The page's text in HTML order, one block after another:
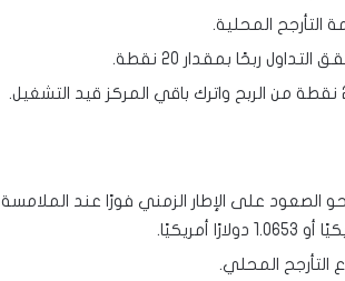
المحلية.
ربحًا بمقدار 20 نقطة.
الصعود على الإطار الزمني فورًا عند الملامسة
المحلي.